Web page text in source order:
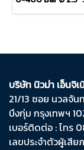
บริษัท นิวม่า เอ็นจิ
21/13 ซอย นวลจั
บึงกุ่ม​ กรุงเทพฯ​
เบอร์ติดต่อ : โทร
เลขประจำตัวผู้เสี